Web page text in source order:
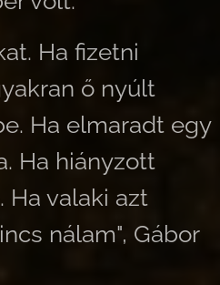
Ha fizetni
ő nyúlt
Ha elmaradt egy
Ha hiányzott
Ha valaki azt
nálam", Gábor